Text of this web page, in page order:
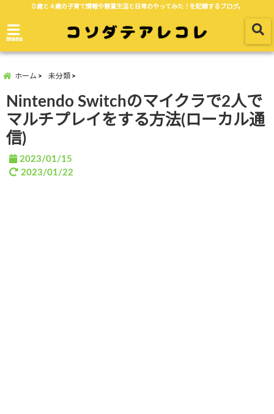
０歳と４歳の子育て情報や懸賞生活と日常のやってみた！を記録するブログ。
menu
ホーム 未分類
Nintendo Switchのマイクラで2人で
マルチプレイをする方法(ローカル通
信)
2023/01/15
2023/01/22